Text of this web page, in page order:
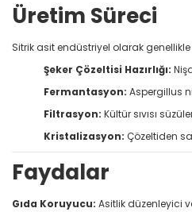
Üretim Süreci
Sitrik asit endüstriyel olarak
Şeker Çözeltisi Hazırlığı:
Fermantasyon: Aspergillus
Filtrasyon: Kültür sıvısı
Kristalizasyon: Çözeltiden
Faydalar
Gıda Koruyucu: Asitlik düzenleyici